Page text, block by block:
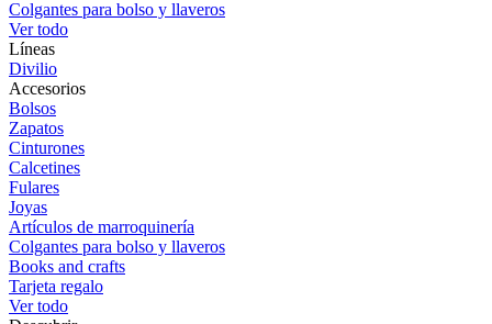
Colgantes para bolso y llaveros
Ver todo
Líneas
Divilio
Accesorios
Bolsos
Zapatos
Cinturones
Calcetines
Fulares
Joyas
Artículos de marroquinería
Colgantes para bolso y llaveros
Books and crafts
Tarjeta regalo
Ver todo